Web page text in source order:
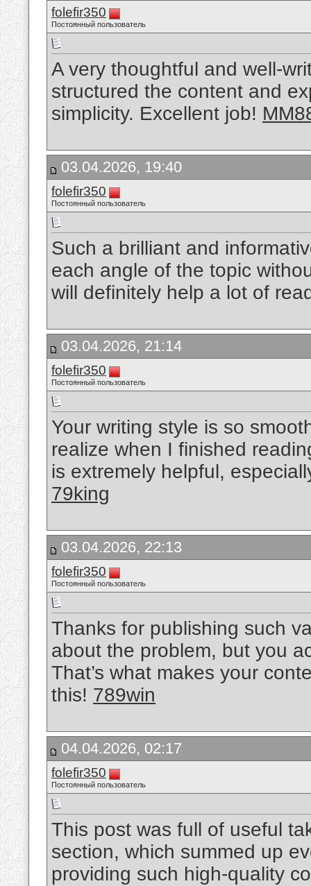
folefir350
Постоянный пользователь
A very thoughtful and well-
structured the content and
simplicity. Excellent job!
03.04.2026, 19:40
folefir350
Постоянный пользователь
Such a brilliant and
each angle of the topic
will definitely help a lot of
03.04.2026, 21:14
folefir350
Постоянный пользователь
Your writing style is so
realize when I finished
is extremely helpful,
79king
03.04.2026, 22:13
folefir350
Постоянный пользователь
Thanks for publishing such
about the problem, but you
That’s what makes your
this! 789win
04.04.2026, 02:17
folefir350
Постоянный пользователь
This post was full of useful
section, which summed up
providing such high-quality